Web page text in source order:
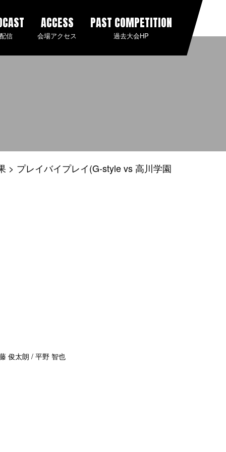
信
ACCESS
会場アクセス
PAST COMPETITION
過去大会HP
プレイバイプレイ(G-style vs 高川学園
俊太朗 / 平野 智也